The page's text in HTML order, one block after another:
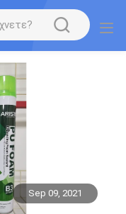
Sep 09, 2021